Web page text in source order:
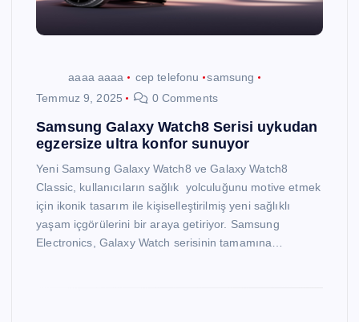
aaaa aaaa cep telefonu
samsung
Temmuz 9, 2025
0 Comments
Samsung Galaxy Watch8 Serisi uykudan
egzersize ultra konfor sunuyor
Yeni Samsung Galaxy Watch8 ve Galaxy Watch8
Classic, kullanıcıların sağlık yolculuğunu motive etmek
için ikonik tasarım ile kişiselleştirilmiş yeni sağlıklı
yaşam içgörülerini bir araya getiriyor. Samsung
Electronics, Galaxy Watch serisinin tamamına…